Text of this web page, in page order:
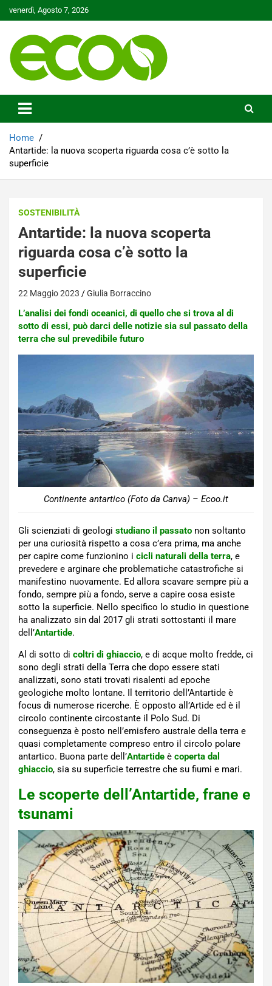
to
venerdì, Agosto 7, 2026
Ecoo.it
Home
Antartide: la nuova scoperta riguarda cosa c’è sotto la
superficie
SOSTENIBILITÀ
Antartide: la nuova scoperta
riguarda cosa c’è sotto la
superficie
22 Maggio 2023 Giulia Borraccino
L’analisi dei fondi oceanici, di quello che si trova al di
sotto di essi, può darci delle notizie sia sul passato della
terra che sul prevedibile futuro
Continente antartico (Foto da Canva) – Ecoo.it
Gli scienziati di geologi studiano il passato non soltanto
per una curiosità rispetto a cosa c’era prima, ma anche
per capire come funzionino i cicli naturali della terra, e
prevedere e arginare che problematiche catastrofiche si
manifestino nuovamente. Ed allora scavare sempre più a
fondo, sempre più a fondo, serve a capire cosa esiste
sotto la superficie. Nello specifico lo studio in questione
ha analizzato sin dal 2017 gli strati sottostanti il mare
dell’Antartide.
Al di sotto di coltri di ghiaccio, e di acque molto fredde, ci
sono degli strati della Terra che dopo essere stati
analizzati, sono stati trovati risalenti ad epoche
geologiche molto lontane. Il territorio dell’Antartide è
focus di numerose ricerche. È opposto all’Artide ed è il
circolo continente circostante il Polo Sud. Di
conseguenza è posto nell’emisfero australe della terra e
quasi completamente compreso entro il circolo polare
antartico. Buona parte dell’Antartide è coperta dal
ghiaccio, sia su superficie terrestre che su fiumi e mari.
Le scoperte dell’Antartide, frane e
tsunami